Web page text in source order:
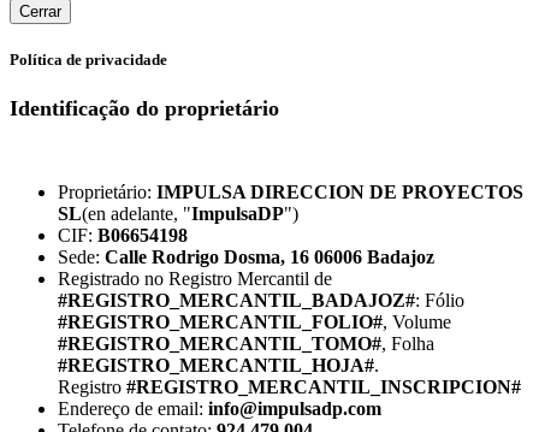
Cerrar
Política de privacidade
Identificação do proprietário
Proprietário: IMPULSA DIRECCION DE PROYECTOS
SL(en adelante, "ImpulsaDP")
CIF: B06654198
Sede: Calle Rodrigo Dosma, 16 06006 Badajoz
Registrado no Registro Mercantil de
#REGISTRO_MERCANTIL_BADAJOZ#: Fólio
#REGISTRO_MERCANTIL_FOLIO#, Volume
#REGISTRO_MERCANTIL_TOMO#, Folha
#REGISTRO_MERCANTIL_HOJA#.
Registro #REGISTRO_MERCANTIL_INSCRIPCION#
Endereço de email: info@impulsadp.com